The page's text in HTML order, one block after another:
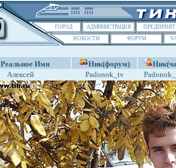
ГОРОД АДМИНИСТРАЦИЯ
НОВОСТИ
ФОРУМ
Реальное Имя Ник(форум)
Алексей
Padonok_tv